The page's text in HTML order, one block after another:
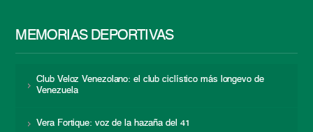
MEMORIAS DEPORTIVAS
Club Veloz Venezolano: el club ciclístico más longevo de
Venezuela
Vera Fortique: voz de la hazaña del 41